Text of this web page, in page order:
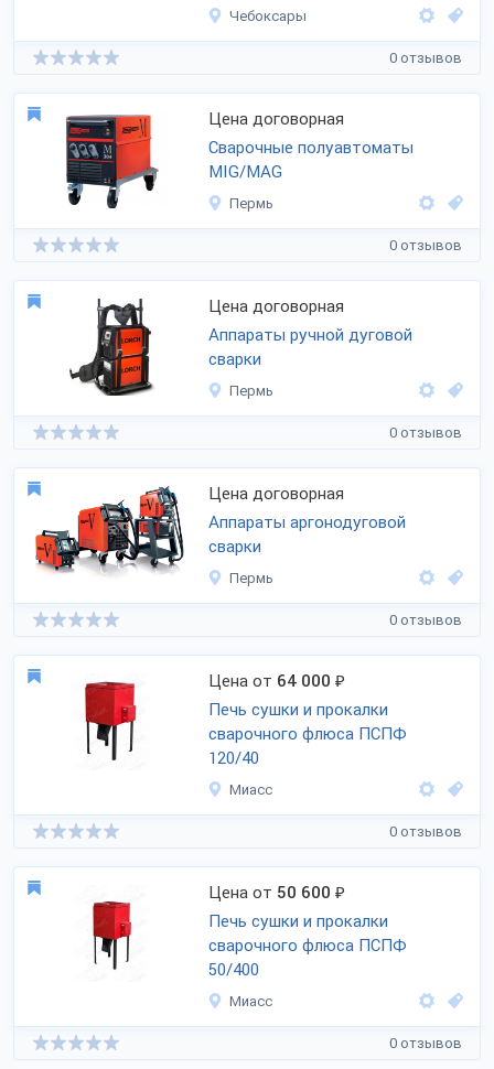
Чебоксары
0 отзывов
Цена договорная
Сварочные полуавтоматы
MIG/MAG
Пермь
0 отзывов
Цена договорная
Аппараты ручной дуговой
сварки
Пермь
0 отзывов
Цена договорная
Аппараты аргонодуговой
сварки
Пермь
0 отзывов
Цена от 64 000 ₽
Печь сушки и прокалки
сварочного флюса ПСПФ
120/40
Миасс
0 отзывов
Цена от 50 600 ₽
Печь сушки и прокалки
сварочного флюса ПСПФ
50/400
Миасс
0 отзывов